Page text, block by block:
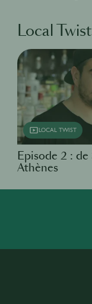
Local Twist
LOCAL TWIST
Episode 2 :
Athènes